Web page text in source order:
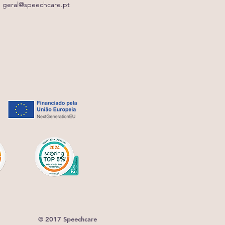
geral@speechcare.pt
© 2017 Speechcare